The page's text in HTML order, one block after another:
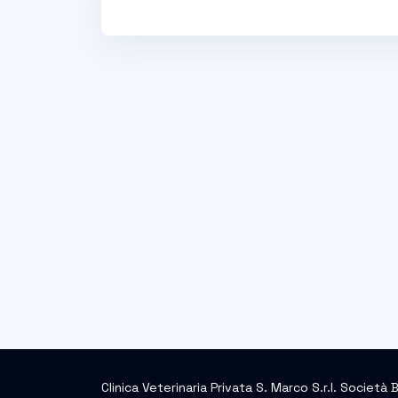
Clinica Veterinaria Privata S. Marco S.r.l. Società